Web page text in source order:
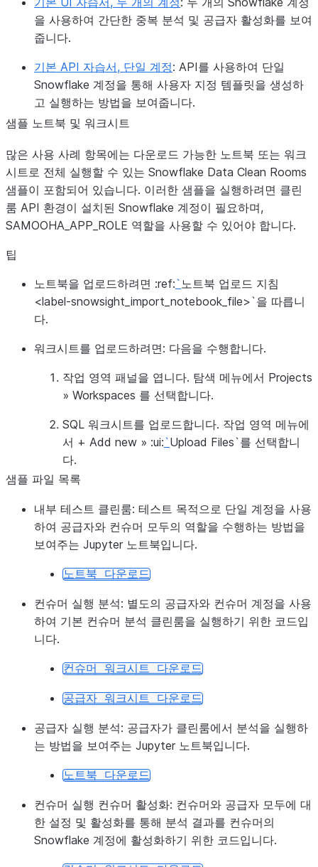
을 사용하여 간단한 중복 분석 및 공급자 활성화를 보여
줍니다.
기본 API 자습서, 단일 계정: API를 사용하여 단일
Snowflake 계정을 통해 사용자 지정 템플릿을 생성하
고 실행하는 방법을 보여줍니다.
샘플 노트북 및 워크시트
많은 사용 사례 항목에는 다운로드 가능한 노트북 또는 워크
시트로 전체 실행할 수 있는 Snowflake Data Clean Rooms
샘플이 포함되어 있습니다. 이러한 샘플을 실행하려면 클린
룸 API 환경이 설치된 Snowflake 계정이 필요하며,
SAMOOHA_APP_ROLE 역할을 사용할 수 있어야 합니다.
팁
노트북을 업로드하려면 :ref:`노트북 업로드 지침
<label-snowsight_import_notebook_file>`을 따릅니
다.
워크시트를 업로드하려면: 다음을 수행합니다.
작업 영역 패널을 엽니다. 탐색 메뉴에서 Projects
» Workspaces 를 선택합니다.
SQL 워크시트를 업로드합니다. 작업 영역 메뉴에
서 + Add new » :ui:`Upload Files`를 선택합니
다.
샘플 파일 목록
내부 테스트 클린룸: 테스트 목적으로 단일 계정을 사용
하여 공급자와 컨슈머 모두의 역할을 수행하는 방법을
보여주는 Jupyter 노트북입니다.
노트북 다운로드
컨슈머 실행 분석: 별도의 공급자와 컨슈머 계정을 사용
하여 기본 컨슈머 분석 클린룸을 실행하기 위한 코드입
니다.
컨슈머 워크시트 다운로드
공급자 워크시트 다운로드
공급자 실행 분석: 공급자가 클린룸에서 분석을 실행하
는 방법을 보여주는 Jupyter 노트북입니다.
노트북 다운로드
컨슈머 실행 컨슈머 활성화: 컨슈머와 공급자 모두에 대
한 설정 및 활성화를 통해 분석 결과를 컨슈머의
Snowflake 계정에 활성화하기 위한 코드입니다.